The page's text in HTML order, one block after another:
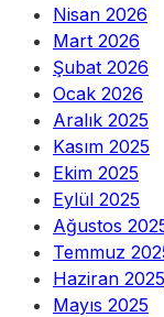
Nisan 2026
Mart 2026
Şubat 2026
Ocak 2026
Aralık 2025
Kasım 2025
Ekim 2025
Eylül 2025
Ağustos
Temmuz
Haziran 2025
Mayıs 2025